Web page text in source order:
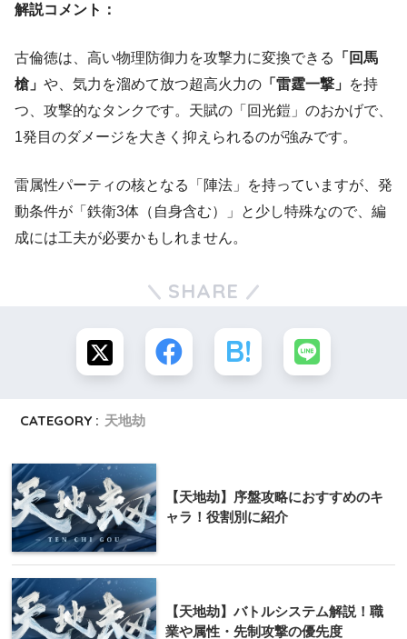
解説コメント：
古倫徳は、高い物理防御力を攻撃力に変換できる
「回馬
槍」 や、気力を溜めて放つ超高火力の 「雷霆一撃」 を持
つ、攻撃的なタンクです。天賦の「回光鎧」のおかげで、
1発目のダメージを大きく抑えられるのが強みです。
雷属性パーティの核となる「陣法」を持っていますが、発
動条件が「鉄衛3体（自身含む）」と少し特殊なので、編
成には工夫が必要かもしれません。
SHARE
CATEGORY : 天地劫
【天地劫】序盤攻略におすすめのキ
ャラ！役割別に紹介
【天地劫】バトルシステム解説！職
業や属性・先制攻撃の優先度